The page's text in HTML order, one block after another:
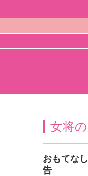
女将
おもてな
告